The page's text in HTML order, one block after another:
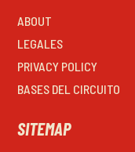
ABOUT
LEGALES
PRIVACY POLICY
BASES DEL CIRCUITO
SITEMAP